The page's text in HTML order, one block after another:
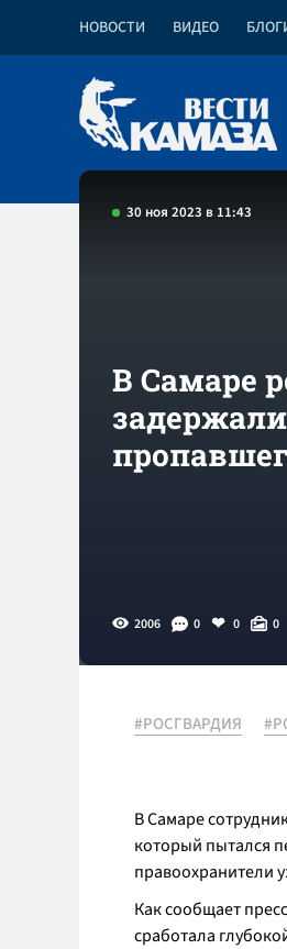
НОВОСТИ ВИДЕО
30 ноя 2023 в 11:43
В Самаре
2006 0 0 0
#РОСГВАРДИЯ
В Самаре
который пытался
правоохранители
Как сообщает
сработала